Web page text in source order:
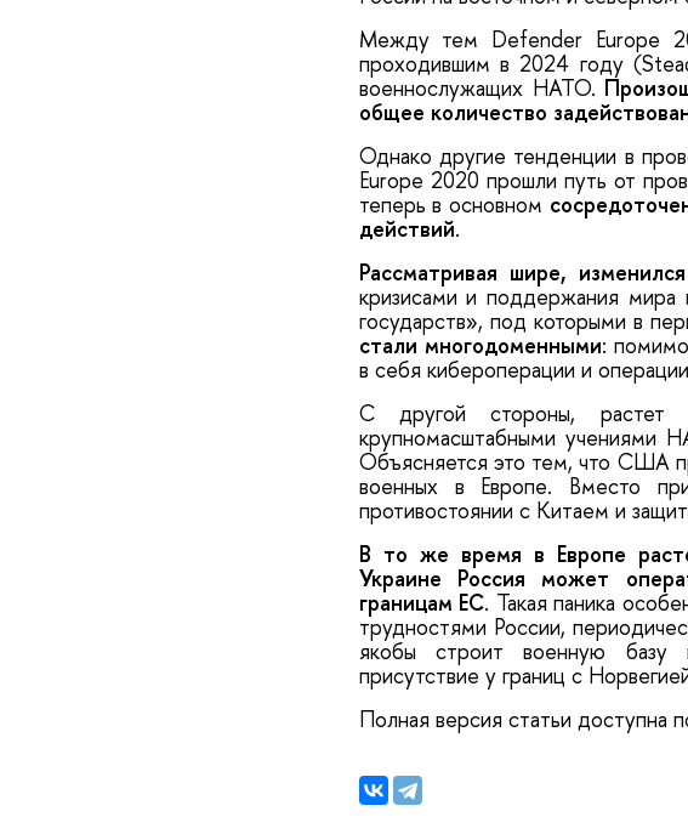
Между тем Defender Europe
проходившим в 2024 году
военнослужащих НАТО.
общее количество
Однако другие тенденции в
Europe 2020 прошли путь от
теперь в основном
действий.
Рассматривая шире,
кризисами и поддержания
государств», под которыми в
стали многодоменными:
в себя кибероперации и
С другой стороны, растет
крупномасштабными учениями
Объясняется это тем, что США
военных в Европе. Вместо
противостоянии с Китаем и
В то же время в Европе
Украине Россия может
границам ЕС. Такая паника
трудностями России,
якобы строит военную базу
присутствие у границ с
Полная версия статьи доступна